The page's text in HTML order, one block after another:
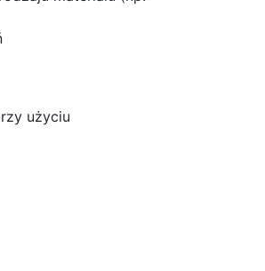
użyciu